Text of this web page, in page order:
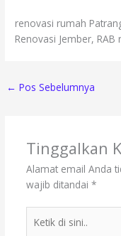
renovasi rumah
Renovasi Jember,
← Pos Sebelumnya
Tinggalkan
Alamat email Anda
wajib ditandai *